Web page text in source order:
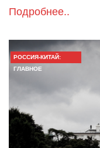
Подробнее..
РОССИЯ-КИТАЙ:
ГЛАВНОЕ